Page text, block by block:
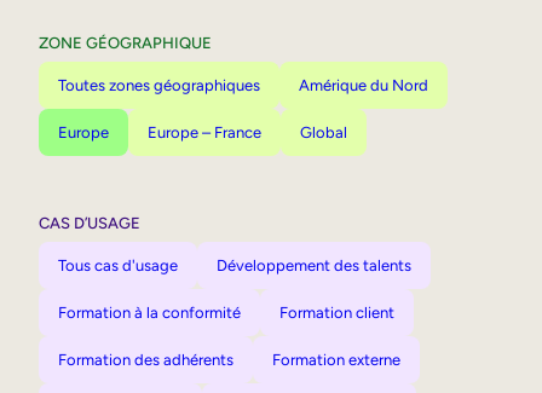
ZONE GÉOGRAPHIQUE
Toutes zones géographiques Amérique du Nord
Europe Europe – France Global
CAS D’USAGE
Tous cas d'usage Développement des talents
Formation à la conformité Formation client
Formation des adhérents Formation externe